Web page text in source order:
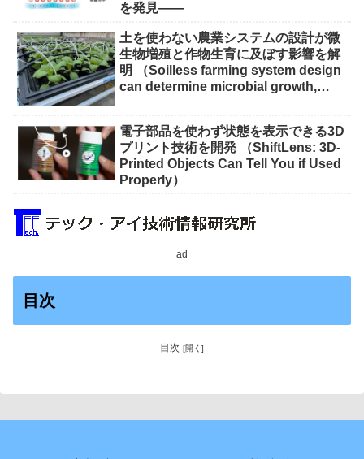
を発見――
土を使わない農業システムの設計が微
生物増殖と作物生育に及ぼす影響を解
明 （Soilless farming system design
can determine microbial growth,
電子部品を使わず状態を表示できる3D
プリント技術を開発 （ShiftLens: 3D-
Printed Objects Can Tell You if Used
Properly）
ad
目次
目次